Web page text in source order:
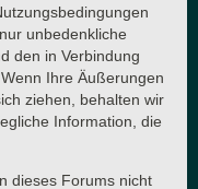
unbedenkliche
den in Verbindung
Ihre Äußerungen
ziehen, behalten wir
Information, die
dieses Forums nicht